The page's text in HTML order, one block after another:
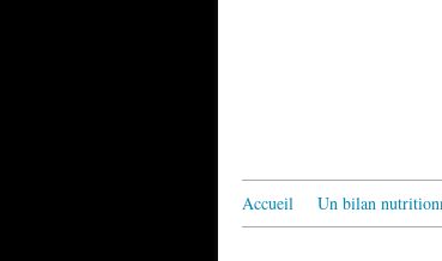
Accueil Un bilan